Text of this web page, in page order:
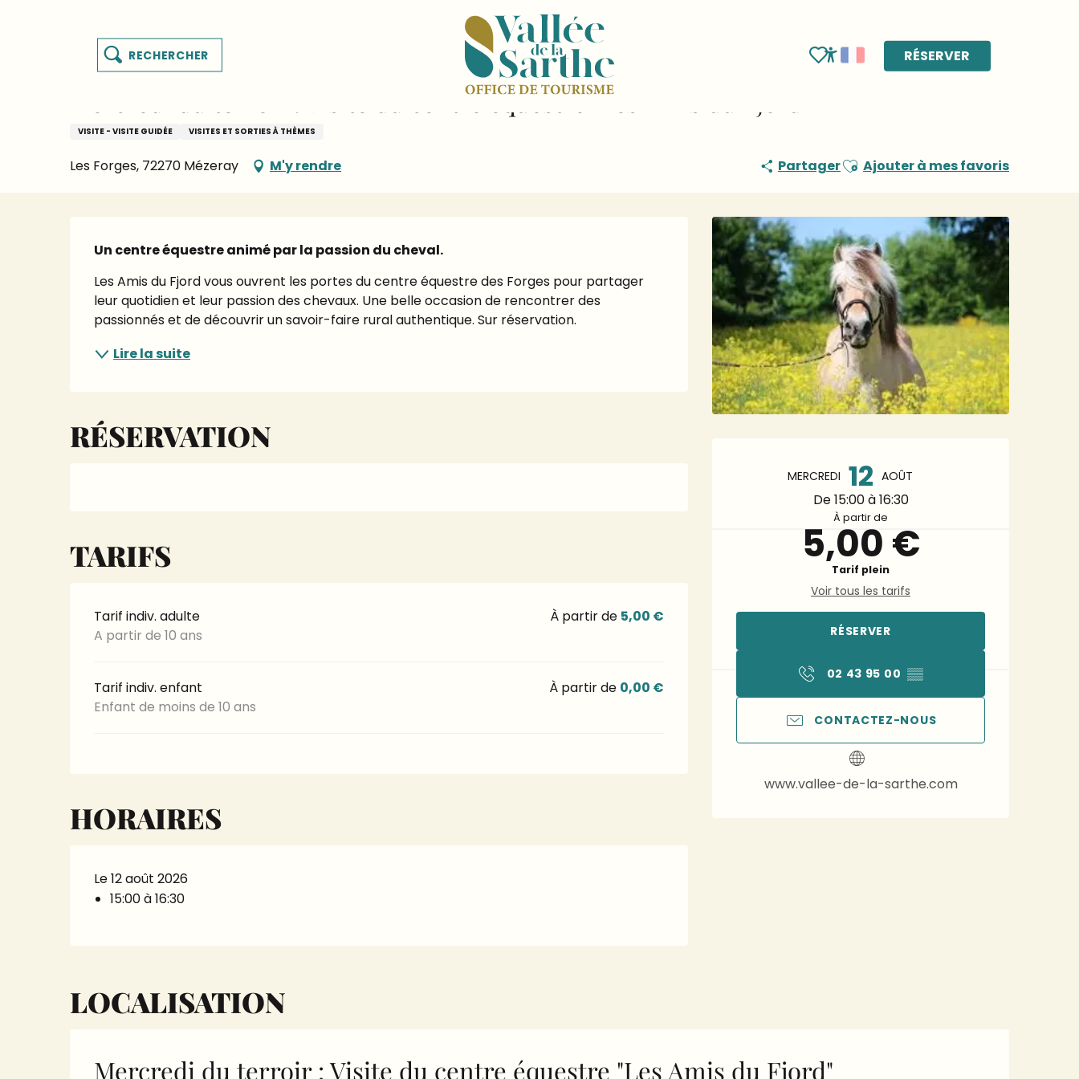
Accessibilité
Voir les favoris
Recherche RÉSERVER
Mercredi du terroir : Visite du centre équestre "Les Amis du Fjord"
Mercredi 12 août de 15:00 à 16:30
Mercredi du terroir : Visite du centre équestre "Les Amis du Fjord"
VISITE - VISITE GUIDÉE VISITES ET SORTIES À THÈMES
Les Forges, 72270 Mézeray M'y rendre PartagerAjouter aux favoris
Ajouter à mes favoris
Ouverture et
MERCREDI 12 AOÛT
De 15:00 à 16:30
À partir de
5,00 €
Tarif plein
Voir tous les tarifs
RÉSERVER
02 43 95 00 ▒▒
CONTACTEZ-NOUS
www.vallee-de-la-sarthe.com
Description
Un centre équestre animé par la passion du cheval.
Les Amis du Fjord vous ouvrent les portes du centre équestre des Forges pour partager
leur quotidien et leur passion des chevaux. Une belle occasion de rencontrer des
passionnés et de découvrir un savoir-faire rural authentique. Sur réservation.
Lire la suite
RÉSERVATION
TARIFS
Tarif indiv. adulte
A partir de 10 ans
À partir de 5,00 €
Tarif indiv. enfant
Enfant de moins de 10 ans
À partir de 0,00 €
HORAIRES
Le 12 août 2026
15:00 à 16:30
LOCALISATION
Mercredi du terroir : Visite du centre équestre "Les Amis du Fjord"